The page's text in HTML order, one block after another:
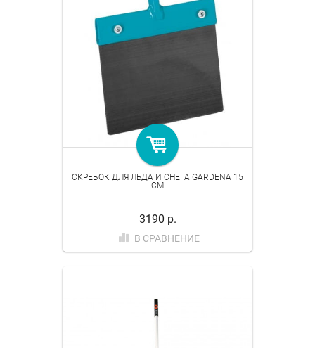
СКРЕБОК ДЛЯ ЛЬДА И СНЕГА GARDENA 15
СМ
3190 р.
В СРАВНЕНИЕ